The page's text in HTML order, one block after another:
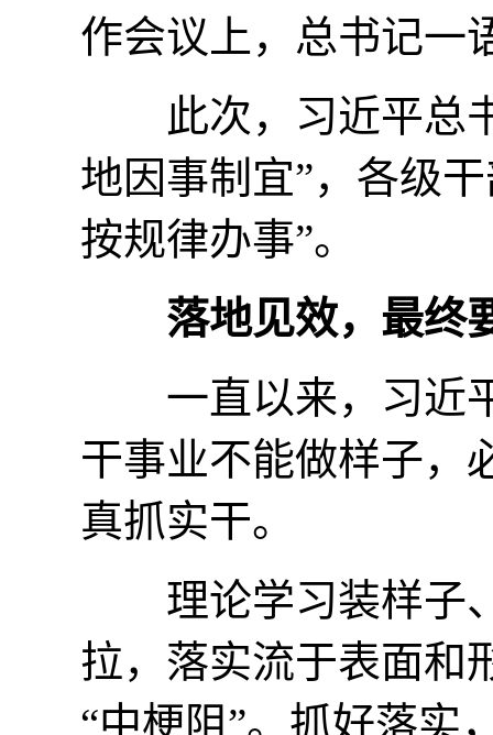
作会议上，总书记一
此次，习近平总书
地因事制宜”，各级
按规律办事”。
落地见效，最终
一直以来，习近平
干事业不能做样子，
真抓实干。
理论学习装样子、
拉，落实流于表面
“中梗阻”。抓好落实